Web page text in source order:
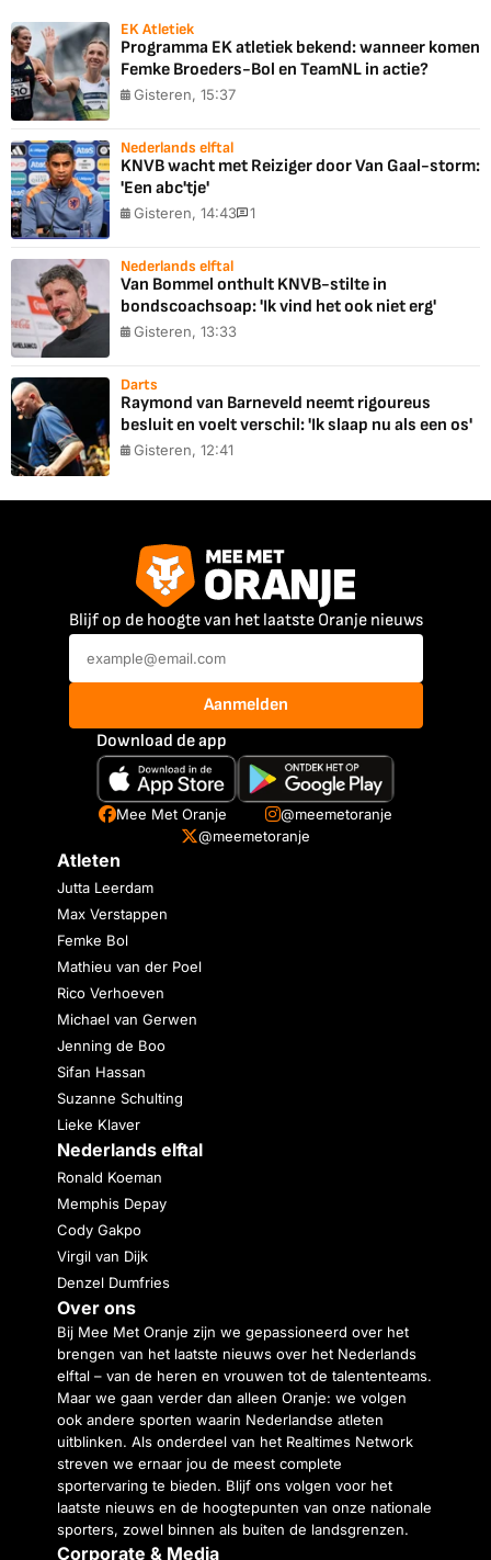
EK Atletiek
Programma EK atletiek bekend: wanneer komen
Femke Broeders-Bol en TeamNL in actie?
Gisteren, 15:37
Nederlands elftal
KNVB wacht met Reiziger door Van Gaal-storm:
'Een abc'tje'
Gisteren, 14:43 1
Nederlands elftal
Van Bommel onthult KNVB-stilte in
bondscoachsoap: 'Ik vind het ook niet erg'
Gisteren, 13:33
Darts
Raymond van Barneveld neemt rigoureus
besluit en voelt verschil: 'Ik slaap nu als een os'
Gisteren, 12:41
Blijf op de hoogte van het laatste Oranje nieuws
Aanmelden
Download de app
Mee Met Oranje
@meemetoranje
@meemetoranje
Atleten
Jutta Leerdam
Max Verstappen
Femke Bol
Mathieu van der Poel
Rico Verhoeven
Michael van Gerwen
Jenning de Boo
Sifan Hassan
Suzanne Schulting
Lieke Klaver
Nederlands elftal
Ronald Koeman
Memphis Depay
Cody Gakpo
Virgil van Dijk
Denzel Dumfries
Over ons
Bij Mee Met Oranje zijn we gepassioneerd over het
brengen van het laatste nieuws over het Nederlands
elftal – van de heren en vrouwen tot de talententeams.
Maar we gaan verder dan alleen Oranje: we volgen
ook andere sporten waarin Nederlandse atleten
uitblinken. Als onderdeel van het Realtimes Network
streven we ernaar jou de meest complete
sportervaring te bieden. Blijf ons volgen voor het
laatste nieuws en de hoogtepunten van onze nationale
sporters, zowel binnen als buiten de landsgrenzen.
Corporate & Media